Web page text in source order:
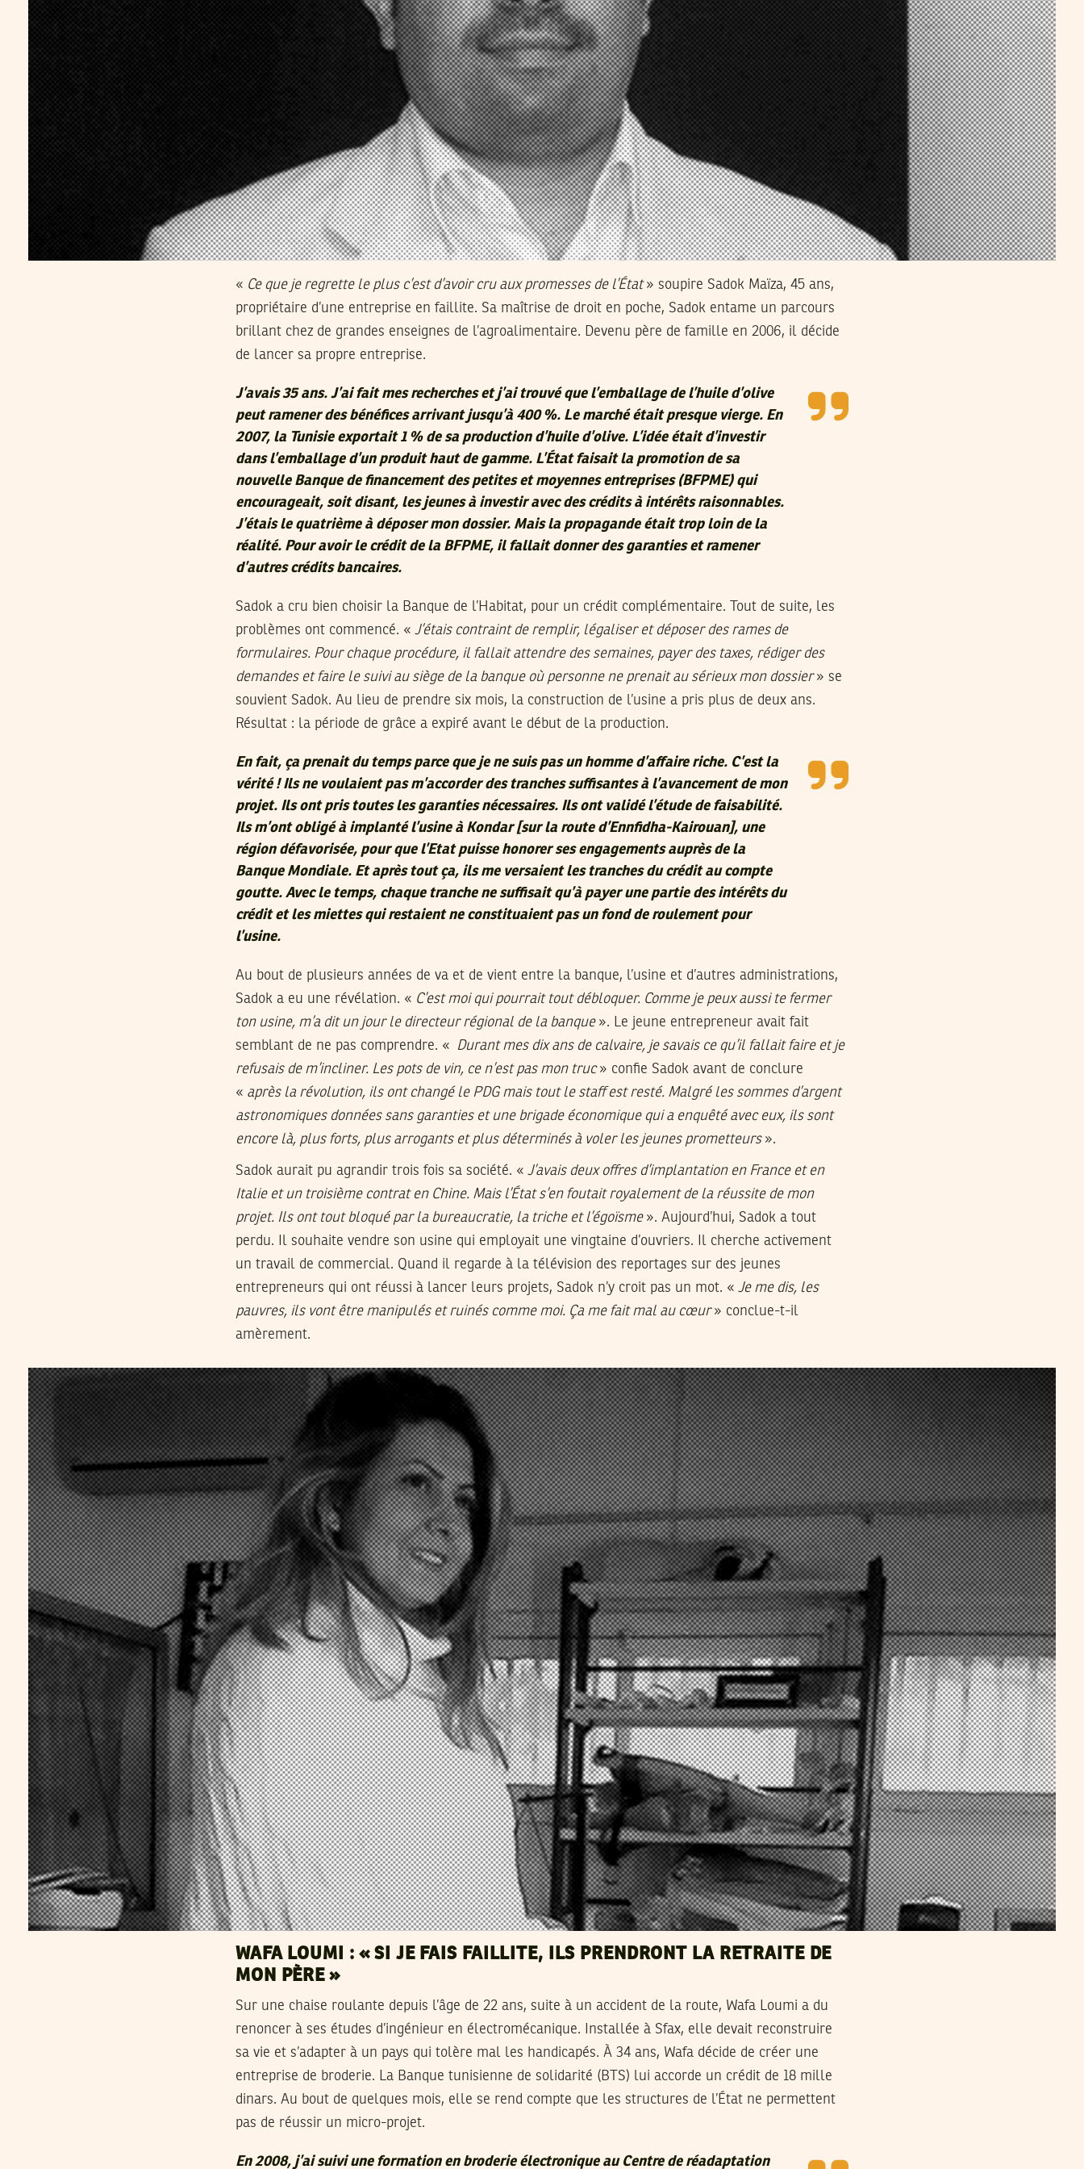
« Ce que je regrette le plus c’est d’avoir cru aux promesses de l’État» soupire Sadok Maïza, 45 ans,
propriétaire d’une entreprise en faillite. Sa maîtrise de droit en poche, Sadok entame un parcours
brillant chez de grandes enseignes de l’agroalimentaire. Devenu père de famille en 2006, il décide
de lancer sa propre entreprise.
J’avais 35 ans. J’ai fait mes recherches et j’ai trouvé que l’emballage de l’huile d’olive
peut ramener des bénéfices arrivant jusqu’à 400 %. Le marché était presque vierge. En
2007, la Tunisie exportait 1 % de sa production d’huile d’olive. L’idée était d’investir
dans l’emballage d’un produit haut de gamme. L’État faisait la promotion de sa
nouvelle Banque de financement des petites et moyennes entreprises (BFPME) qui
encourageait, soit disant, les jeunes à investir avec des crédits à intérêts raisonnables.
J’étais le quatrième à déposer mon dossier. Mais la propagande était trop loin de la
réalité. Pour avoir le crédit de la BFPME, il fallait donner des garanties et ramener
d’autres crédits bancaires.
Sadok a cru bien choisir la Banque de l’Habitat, pour un crédit complémentaire. Tout de suite, les
problèmes ont commencé. « J’étais contraint de remplir, légaliser et déposer des rames de
formulaires. Pour chaque procédure, il fallait attendre des semaines, payer des taxes, rédiger des
demandes et faire le suivi au siège de la banque où personne ne prenait au sérieux mon dossier» se
souvient Sadok. Au lieu de prendre six mois, la construction de l’usine a pris plus de deux ans.
Résultat : la période de grâce a expiré avant le début de la production.
En fait, ça prenait du temps parce que je ne suis pas un homme d’affaire riche. C’est la
vérité ! Ils ne voulaient pas m’accorder des tranches suffisantes à l’avancement de mon
projet. Ils ont pris toutes les garanties nécessaires. Ils ont validé l’étude de faisabilité.
Ils m’ont obligé à implanté l’usine à Kondar [sur la route d’Ennfidha-Kairouan], une
région défavorisée, pour que l’Etat puisse honorer ses engagements auprès de la
Banque Mondiale. Et après tout ça, ils me versaient les tranches du crédit au compte
goutte. Avec le temps, chaque tranche ne suffisait qu’à payer une partie des intérêts du
crédit et les miettes qui restaient ne constituaient pas un fond de roulement pour
l’usine.
Au bout de plusieurs années de va et de vient entre la banque, l’usine et d’autres administrations,
Sadok a eu une révélation. « C’est moi qui pourrait tout débloquer. Comme je peux aussi te fermer
ton usine, m’a dit un jour le directeur régional de la banque». Le jeune entrepreneur avait fait
semblant de ne pas comprendre. «
Durant mes dix ans de calvaire, je savais ce qu’il fallait faire et je
refusais de m’incliner. Les pots de vin, ce n’est pas mon truc» confie Sadok avant de conclure
« après la révolution, ils ont changé le PDG mais tout le staff est resté. Malgré les sommes d’argent
astronomiques données sans garanties et une brigade économique qui a enquêté avec eux, ils sont
encore là, plus forts, plus arrogants et plus déterminés à voler les jeunes prometteurs».
Sadok aurait pu agrandir trois fois sa société. « J’avais deux offres d’implantation en France et en
Italie et un troisième contrat en Chine. Mais l’État s’en foutait royalement de la réussite de mon
projet. Ils ont tout bloqué par la bureaucratie, la triche et l’égoïsme». Aujourd’hui, Sadok a tout
perdu. Il souhaite vendre son usine qui employait une vingtaine d’ouvriers. Il cherche activement
un travail de commercial. Quand il regarde à la télévision des reportages sur des jeunes
entrepreneurs qui ont réussi à lancer leurs projets, Sadok n’y croit pas un mot. « Je me dis, les
pauvres, ils vont être manipulés et ruinés comme moi. Ça me fait mal au cœur» conclue-t-il
amèrement.
WAFA LOUMI : « SI JE FAIS FAILLITE, ILS PRENDRONT LA RETRAITE DE
MON PÈRE »
Sur une chaise roulante depuis l’âge de 22 ans, suite à un accident de la route, Wafa Loumi a du
renoncer à ses études d’ingénieur en électromécanique. Installée à Sfax, elle devait reconstruire
sa vie et s’adapter à un pays qui tolère mal les handicapés. À 34 ans, Wafa décide de créer une
entreprise de broderie. La Banque tunisienne de solidarité (BTS) lui accorde un crédit de 18 mille
dinars. Au bout de quelques mois, elle se rend compte que les structures de l’État ne permettent
pas de réussir un micro-projet.
En 2008, j’ai suivi une formation en broderie électronique au Centre de réadaptation